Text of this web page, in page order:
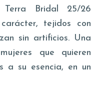
Bridal 25/26
tejidos con
sin artificios. Una
que quieren
a su esencia, en un